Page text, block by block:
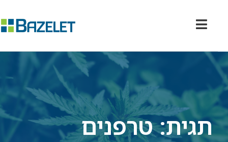
תגית: טרפנים